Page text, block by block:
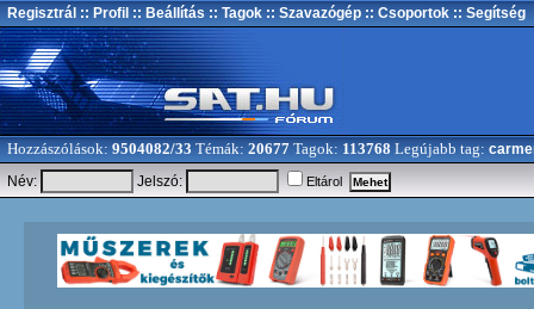
Regisztrál :: Profil :: Beállítás :: Tagok :: Szavazógép :: Csoportok :: Segítség
Hozzászólások: 9504082/33 Témák: 20677 Tagok: 113768 Legújabb tag:
Név:
Jelszó: Eltárol